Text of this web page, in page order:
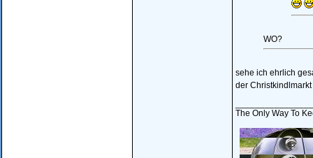
WO?
sehe ich ehrlich
der
The Only Way To